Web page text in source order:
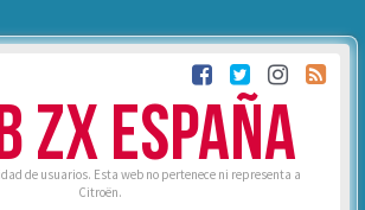
ZX ESPAÑA
de usuarios. Esta web no pertenece ni representa a
Citroën.